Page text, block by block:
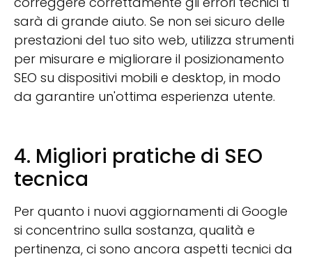
sarà di grande aiuto. Se non sei sicuro delle
prestazioni del tuo sito web, utilizza strumenti
per misurare e migliorare il posizionamento
SEO su dispositivi mobili e desktop, in modo
da garantire un'ottima esperienza utente.
4. Migliori pratiche di SEO
tecnica
Per quanto i nuovi aggiornamenti di Google
si concentrino sulla sostanza, qualità e
pertinenza, ci sono ancora aspetti tecnici da